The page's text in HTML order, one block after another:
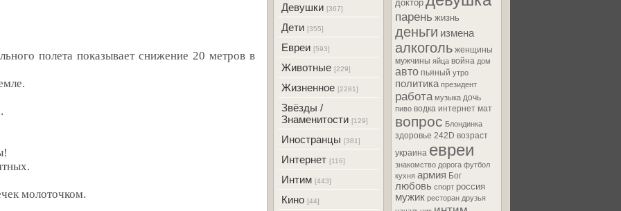
полета показывает снижение 20 метров в
молоточком.
Девушки [367]
Дети [355]
Евреи [593]
Животные [229]
Жизненное [2281]
Звёзды /
Знаменитости [129]
Иностранцы [381]
Интернет [116]
Интим [443]
Кино [44]
доктор
парень жизнь
деньги измена
алкоголь женщины
мужчины яйца война дом
авто пьяный утро
политика президент
работа музыка дочь
пиво водка интернет мат
вопрос Блондинка
здоровье 242D возраст
украина евреи
знакомство дорога футбол
кухня армия Бог
любовь спорт россия
мужик ресторан друзья